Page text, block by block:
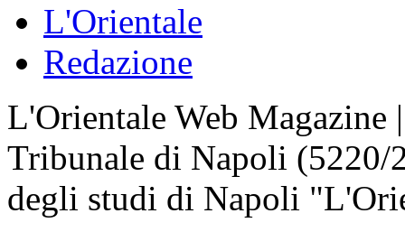
L'Orientale
Redazione
L'Orientale Web Magazine
Tribunale di Napoli
degli studi di Napoli